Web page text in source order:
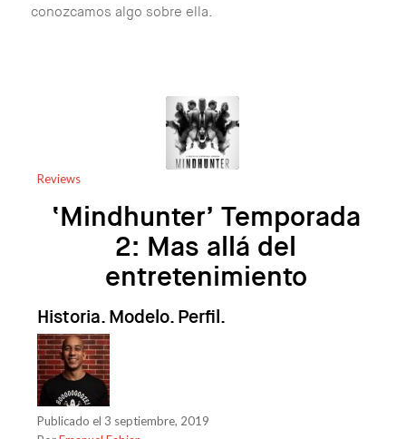
conozcamos algo sobre ella.
Reviews
‘Mindhunter’ Temporada
2: Mas allá del
entretenimiento
Historia. Modelo. Perfil.
Publicado el 3 septiembre, 2019